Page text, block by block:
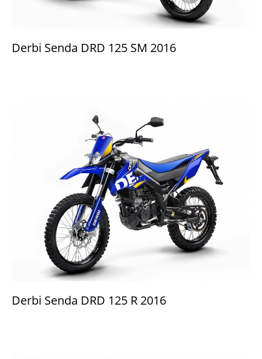
Derbi Senda DRD 125 SM 2016
Derbi Senda DRD 125 R 2016